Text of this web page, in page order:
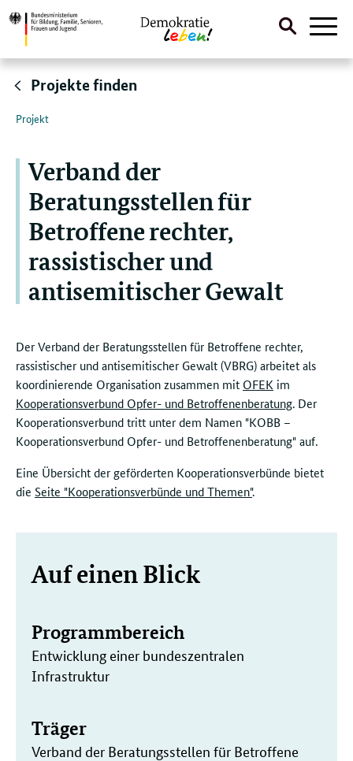
Direktlink:
Suche
Projekte finden
Projekt
Verband der
Beratungsstellen für
Betroffene rechter,
rassistischer und
antisemitischer Gewalt
Der Verband der Beratungsstellen für Betroffene rechter,
rassistischer und antisemitischer Gewalt (VBRG) arbeitet als
koordinierende Organisation zusammen mit OFEK im
Kooperationsverbund Opfer- und Betroffenenberatung. Der
Kooperationsverbund tritt unter dem Namen "KOBB –
Kooperationsverbund Opfer- und Betroffenenberatung" auf.
Eine Übersicht der geförderten Kooperationsverbünde bietet
die Seite "Kooperationsverbünde und Themen".
Weitere
Auf einen Blick
Programmbereich
Entwicklung einer bundeszentralen
Infrastruktur
Träger
Verband der Beratungsstellen für Betroffene